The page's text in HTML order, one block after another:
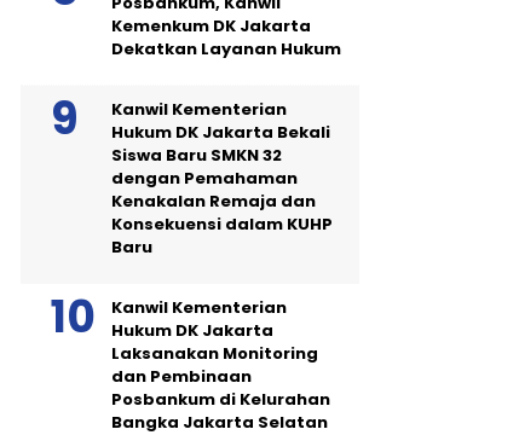
Kemenkum DK Jakarta
Dekatkan Layanan Hukum
Kanwil Kementerian
Hukum DK Jakarta Bekali
Siswa Baru SMKN 32
dengan Pemahaman
Kenakalan Remaja dan
Konsekuensi dalam KUHP
Baru
Kanwil Kementerian
Hukum DK Jakarta
Laksanakan Monitoring
dan Pembinaan
Posbankum di Kelurahan
Bangka Jakarta Selatan